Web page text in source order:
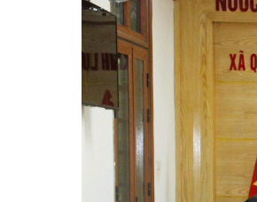
CỬ TRI QUAN TÂM
Kiến nghị của cử tri với Đoàn
Kiến nghị của cử tri với HĐND
Thông báo chuyển đơn
Văn bản tổng hợp trả lời KNCT
Chủ trương, chính sách mới
NGHIÊN CỨU - TRAO ĐỔI
Nghiên cứu - trao đổi